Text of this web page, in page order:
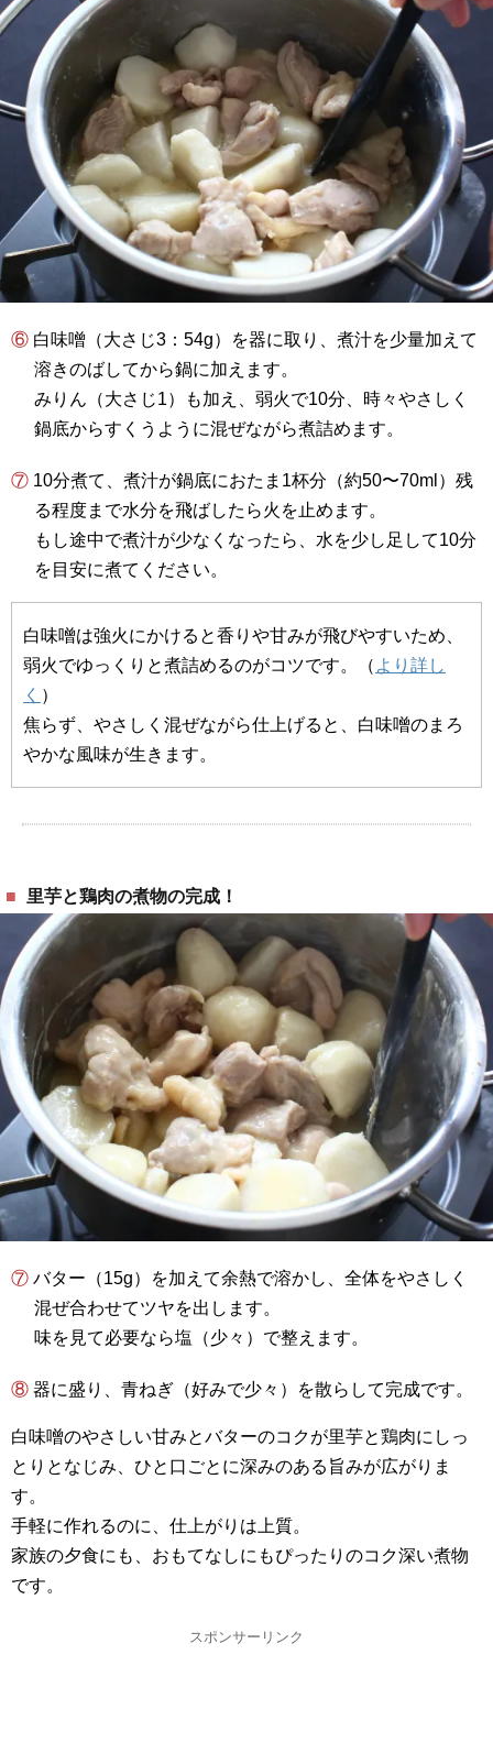
⑥ 白味噌（大さじ3：54g）を器に取り、煮汁を少量加えて
溶きのばしてから鍋に加えます。
みりん（大さじ1）も加え、弱火で10分、時々やさしく
鍋底からすくうように混ぜながら煮詰めます。
⑦ 10分煮て、煮汁が鍋底におたま1杯分（約50〜70ml）残
る程度まで水分を飛ばしたら火を止めます。
もし途中で煮汁が少なくなったら、水を少し足して10分
を目安に煮てください。
白味噌は強火にかけると香りや甘みが飛びやすいため、
弱火でゆっくりと煮詰めるのがコツです。（ より詳し
く ）
焦らず、やさしく混ぜながら仕上げると、白味噌のまろ
やかな風味が生きます。
里芋と鶏肉の煮物の完成！
⑦ バター（15g）を加えて余熱で溶かし、全体をやさしく
混ぜ合わせてツヤを出します。
味を見て必要なら塩（少々）で整えます。
⑧ 器に盛り、青ねぎ（好みで少々）を散らして完成です。
白味噌のやさしい甘みとバターのコクが里芋と鶏肉にしっ
とりとなじみ、ひと口ごとに深みのある旨みが広がりま
す。
手軽に作れるのに、仕上がりは上質。
家族の夕食にも、おもてなしにもぴったりのコク深い煮物
です。
スポンサーリンク